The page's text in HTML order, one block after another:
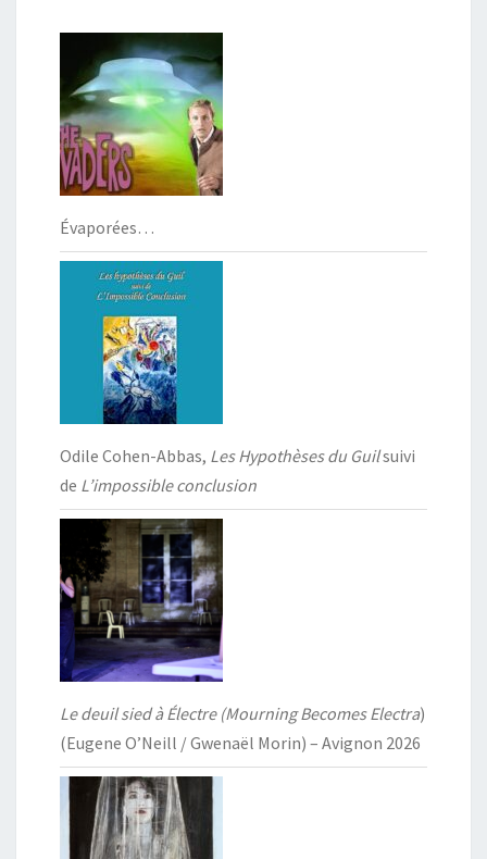
Évaporées…
Odile Cohen-Abbas, Les Hypothèses du Guilsuivi
de L’impossible conclusion
Le deuil sied à Électre (Mourning Becomes Electra)
(Eugene O’Neill / Gwenaël Morin) – Avignon 2026